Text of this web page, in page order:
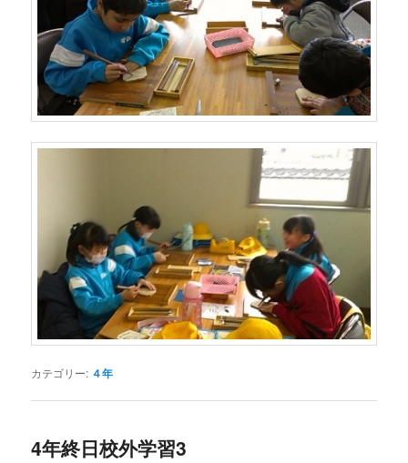
カテゴリー: ４年
4年終日校外学習3